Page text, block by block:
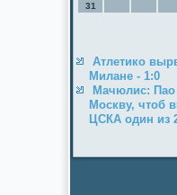
31
Атлетико
Милане - 1:0
Мачюлис: Пао
Москву, чтоб
ЦСКА один из